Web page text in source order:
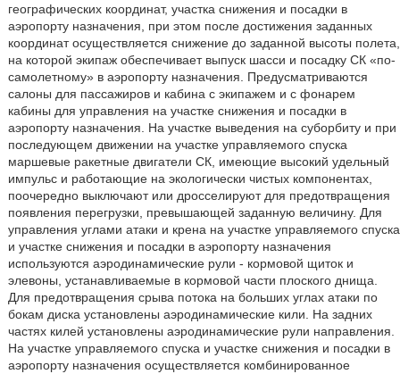
географических координат, участка снижения и посадки в
аэропорту назначения, при этом после достижения заданных
координат осуществляется снижение до заданной высоты полета,
на которой экипаж обеспечивает выпуск шасси и посадку СК «по-
самолетному» в аэропорту назначения. Предусматриваются
салоны для пассажиров и кабина с экипажем и с фонарем
кабины для управления на участке снижения и посадки в
аэропорту назначения. На участке выведения на суборбиту и при
последующем движении на участке управляемого спуска
маршевые ракетные двигатели СК, имеющие высокий удельный
импульс и работающие на экологически чистых компонентах,
поочередно выключают или дросселируют для предотвращения
появления перегрузки, превышающей заданную величину. Для
управления углами атаки и крена на участке управляемого спуска
и участке снижения и посадки в аэропорту назначения
используются аэродинамические рули - кормовой щиток и
элевоны, устанавливаемые в кормовой части плоского днища.
Для предотвращения срыва потока на больших углах атаки по
бокам диска установлены аэродинамические кили. На задних
частях килей установлены аэродинамические рули направления.
На участке управляемого спуска и участке снижения и посадки в
аэропорту назначения осуществляется комбинированное